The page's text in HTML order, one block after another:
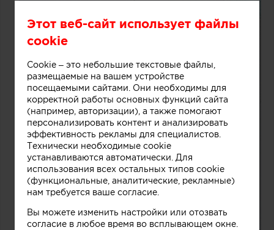
Этот веб-сайт использует файлы
cookie
Cookie – это небольшие текстовые файлы,
размещаемые на вашем устройстве
посещаемыми сайтами. Они необходимы для
корректной работы основных функций сайта
(например, авторизации), а также помогают
персонализировать контент и анализировать
эффективность рекламы для специалистов.
Технически необходимые cookie
устанавливаются автоматически. Для
использования всех остальных типов cookie
(функциональные, аналитические, рекламные)
нам требуется ваше согласие.
Вы можете изменить настройки или отозвать
согласие в любое время во всплывающем окне.